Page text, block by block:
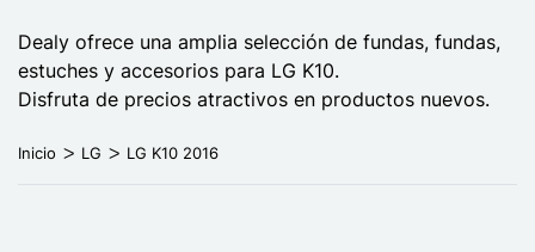
Dealy ofrece una amplia selección de fundas, fundas,
estuches y accesorios para LG K10.
Disfruta de precios atractivos en productos nuevos.
Inicio LG LG K10 2016